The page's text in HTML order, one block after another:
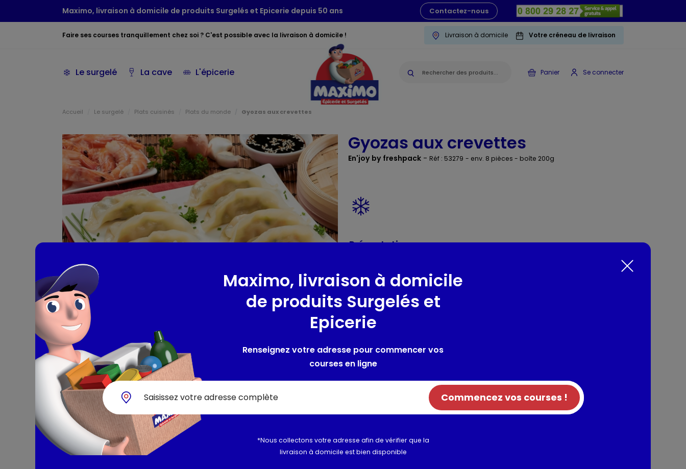
Maximo, livraison à domicile de produits Surgelés et Epicerie depuis 50 ans Contactez-nous
Faire ses courses tranquillement chez soi ? C'est possible avec la livraison à domicile ! Livraison à domicile Votre créneau de livraison
Le surgelé La cave L'épicerie Panier Se connecter
Accueil Le surgelé Plats cuisinés Plats du monde Gyozas aux crevettes
Gyozas aux crevettes
En'joy by freshpack - Réf : 53279 - env. 8 pièces - boîte 200g
Présentation
(60%) et d'une pâte à la farine de blé (40%), surgelées
Composition / Ingrédients / Allergènes
Crevettes décortiquées (CRUSTACES - Litopenaeus vannamei) 27,8%, farine
chine, farine de tapioca, échalote, gingembre, oignon, sauce SOJA (eau,
graine de SOJA, BLE (GLUTEN), sel), sucre, huile de SESAME, ail frit (ail, huile
de soja), sel, oignon en poudre, poivre blanc, chou en poudre, carotte en
poudre, échalote en poudre, maltodextrine.
Allergènes :crustacé, gluten, sésame, soja
Valeurs nutritionnelles
Maximo, livraison à domicile
de produits Surgelés et
Epicerie
Renseignez votre adresse pour commencer vos
courses en ligne
Commencez vos courses !
*Nous collectons votre adresse afin de vérifier que la
livraison à domicile est bien disponible